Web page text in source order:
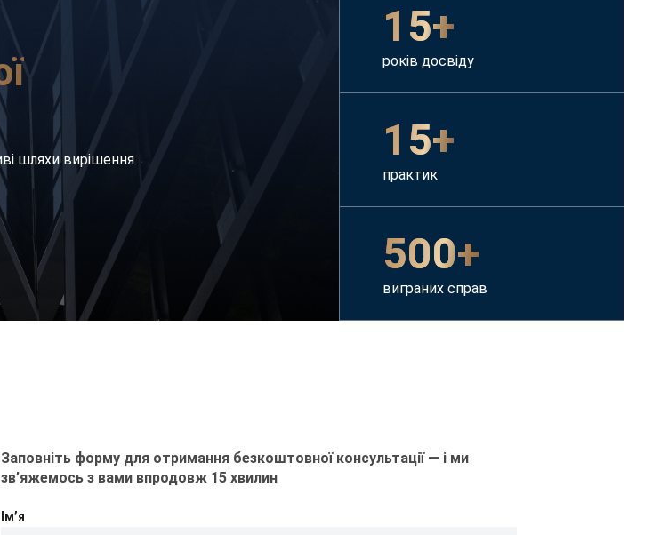
шляхи вирішення
15+
років досвіду
15+
практик
500+
виграних справ
Заповніть форму для отримання безкоштовної консультації — і ми
зв’яжемось з вами впродовж 15 хвилин
Ім’я